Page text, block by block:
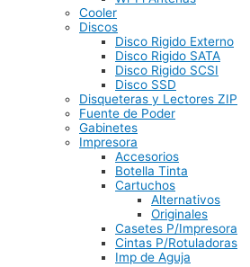
Cooler
Discos
Disco Rigido Externo
Disco Rigido SATA
Disco Rigido SCSI
Disco SSD
Disqueteras y Lectores ZIP
Fuente de Poder
Gabinetes
Impresora
Accesorios
Botella Tinta
Cartuchos
Alternativos
Originales
Casetes P/Impresora
Cintas P/Rotuladoras
Imp de Aguja